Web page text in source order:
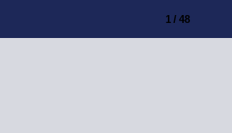
1 / 48